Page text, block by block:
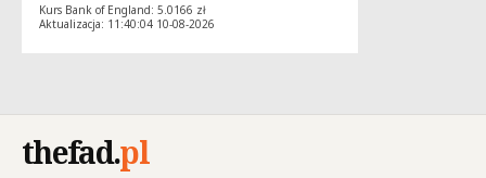
Kurs Bank of England: 5.0166 zł
Aktualizacja: 11:40:04 10-08-2026
thefad.pl